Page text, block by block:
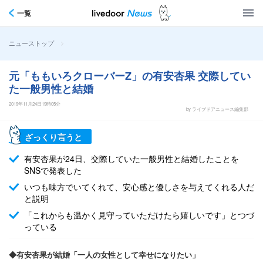
一覧
ニューストップ >
元「ももいろクローバーZ」の有安杏果 交際してい
た一般男性と結婚
2019年11月24日19時05分
by ライブドアニュース編集部
ざっくり言うと
有安杏果が24日、交際していた一般男性と結婚したことを
SNSで発表した
いつも味方でいてくれて、安心感と優しさを与えてくれる人だ
と説明
「これからも温かく見守っていただけたら嬉しいです」とつづ
っている
◆有安杏果が結婚「一人の女性として幸せになりたい」